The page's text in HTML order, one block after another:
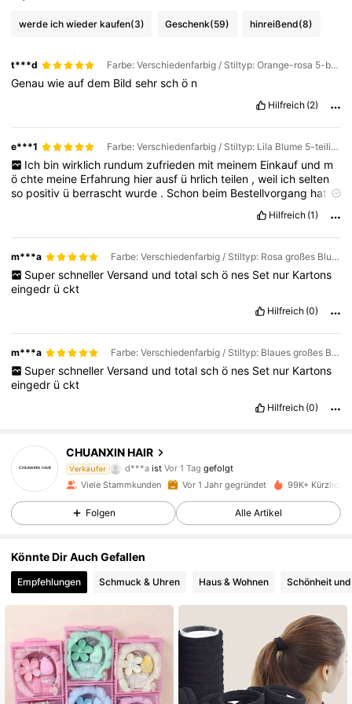
werde ich wieder kaufen(3) Geschenk(59) hinreißend(8)
t***d Farbe: Verschiedenfarbig / Stiltyp: Orange-rosa 5-blättrige Blume 5-teiliges Set
Genauwieaufdem Bildsehrschö n
Hilfreich (2)
e***1 Farbe: Verschiedenfarbig / Stiltyp: Lila Blume 5-teiliges Set
Ich bin wirklich rundum zufrieden mit meinem Einkauf und m
öchte meine Erfahrung hierausf ü hrlichteilen ,weil ichselten
so positiv ü berraschtwurde . Schon beim Bestellvorgang hatte
Produktbeschreibung
warklarundverständlich.BesondershilfreichfandichdieGr
entabelle und
ä ufer ,diemir die Entscheidungdeutlich erleichterthaben.Der
Bestellprozessselbstwarunkompliziert,schnellund
reibungslos,
gegebenhat.
Hilfreich (1)
m***a Farbe: Verschiedenfarbig / Stiltyp: Rosa großes Blumen 5-teiliges Set
Super schneller Versand und total sch ö nes Set nur Kartons
eingedr ückt
Hilfreich (0)
m***a Farbe: Verschiedenfarbig / Stiltyp: Blaues großes Blumen-5-teiliges Set
Super schneller Versand und total sch ö nes Set nur Kartons
eingedr ückt
Hilfreich (0)
CHUANXIN HAIR
Verkäufer
a***8 ist am Durchsuchen
4,93
10K Follower
4,93 10K Follower
4,93 10K Follower
Viele Stammkunden Vor 1 Jahr gegründet 99K+ Kürzlich
Folgen Alle Artikel
Könnte Dir Auch Gefallen
Empfehlungen Schmuck & Uhren Haus & Wohnen Schönheit